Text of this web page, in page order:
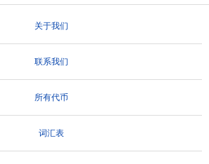
关于我们
联系我们
所有代币
词汇表